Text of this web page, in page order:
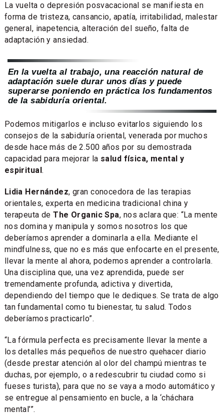
La vuelta o depresión posvacacional se manifiesta en
forma de tristeza, cansancio, apatía, irritabilidad, malestar
general, inapetencia, alteración del sueño, falta de
adaptación y ansiedad.
En la vuelta al trabajo, una reacción natural de
adaptación suele durar unos días y puede
superarse poniendo en práctica los fundamentos
de la sabiduría oriental.
Podemos mitigarlos e incluso evitarlos siguiendo los
consejos de la sabiduría oriental, venerada por muchos
desde hace más de 2.500 años por su demostrada
capacidad para mejorar la salud física, mental y
espiritual.
Lidia Hernández, gran conocedora de las terapias
orientales, experta en medicina tradicional china y
terapeuta deThe Organic Spa, nos aclara que: “La mente
nos domina y manipula y somos nosotros los que
deberíamos aprender a dominarla a ella. Mediante el
mindfulness, que no es más que enfocarte en el presente,
llevar la mente al ahora, podemos aprender a controlarla.
Una disciplina que, una vez aprendida, puede ser
tremendamente profunda, adictiva y divertida,
dependiendo del tiempo que le dediques. Se trata de algo
tan fundamental como tu bienestar, tu salud. Todos
deberíamos practicarlo”.
“La fórmula perfecta es precisamente llevar la mente a
los detalles más pequeños de nuestro quehacer diario
(desde prestar atención al olor del champú mientras te
duchas, por ejemplo, o a redescubrir tu ciudad como si
fueses turista), para que no se vaya a modo automático y
se entregue al pensamiento en bucle, a la ‘cháchara
mental’”.